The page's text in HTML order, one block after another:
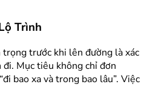
Trình
trước khi lên đường là xác
Mục tiêu không chỉ đơn
bao xa và trong bao lâu”. Việc